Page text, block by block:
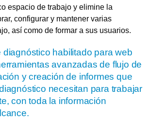
espacio de trabajo y elimine la
configurar y mantener varias
así como de formar a sus usuarios.
diagnóstico habilitado para web
avanzadas de flujo de
y creación de informes que
necesitan para trabajar
con toda la información